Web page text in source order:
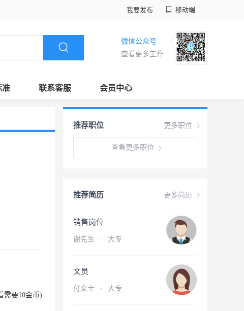
我要发布 移动端
微信公众号
查看更多工作
准 联系客服 会员中心
需要10金币)
更多职位
推荐职位
查看更多职位
更多简历
推荐简历
销售岗位
谢先生 · 大专
文员
付女士 · 大专